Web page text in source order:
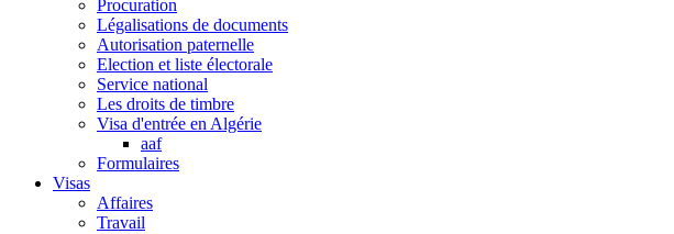
Procuration
Légalisations de documents
Autorisation paternelle
Election et liste électorale
Service national
Les droits de timbre
Visa d'entrée en Algérie
aaf
Formulaires
Visas
Affaires
Travail